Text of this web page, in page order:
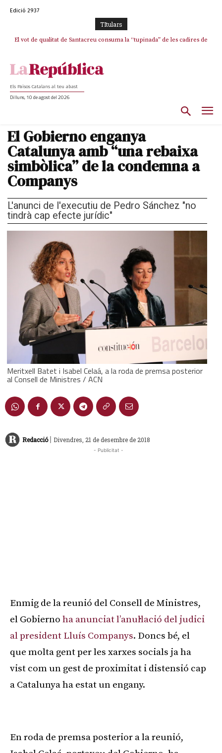
Edició 2937
TItulars
El vot de qualitat de Santacreu consuma la “tupinada” de les cadires de
La mentida de La Vanguardia: “Tres de cada quatre punts del pacte amb
Els Països Catalans al teu abast
Dilluns, 10 de agost del 2026
El Gobierno enganya
Catalunya amb “una rebaixa
simbòlica” de la condemna a
Companys
L'anunci de l'executiu de Pedro Sánchez "no
tindrà cap efecte jurídic"
Meritxell Batet i Isabel Celaá, a la roda de premsa posterior
al Consell de Ministres / ACN
Redacció | Divendres, 21 de desembre de 2018
- Publicitat -
Enmig de la reunió del Consell de Ministres,
el Gobierno ha anunciat l’anul·lació del judici
al president Lluís Companys. Doncs bé, el
que molta gent per les xarxes socials ja ha
vist com un gest de proximitat i distensió cap
a Catalunya ha estat un engany.
En roda de premsa posterior a la reunió,